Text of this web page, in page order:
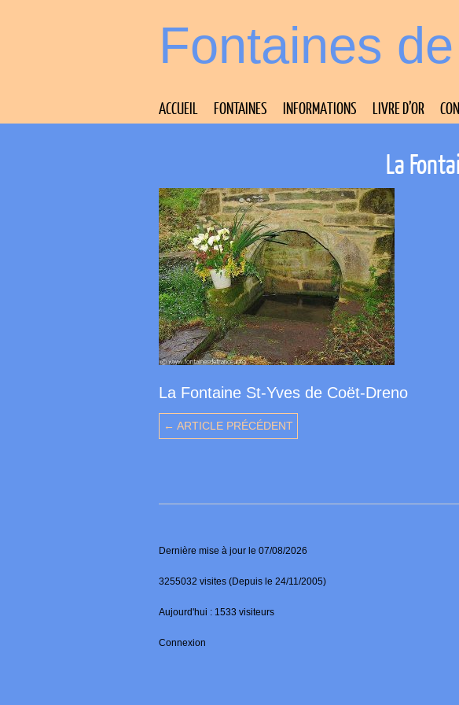
Fontaines
ACCUEIL FONTAINES INFORMATIONS LIVRE D’OR
La
La Fontaine St-Yves de Coët-Dreno
← ARTICLE PRÉCÉDENT
Dernière mise à jour le 07/08/2026
3255032 visites (Depuis le 24/11/2005)
Aujourd'hui : 1533 visiteurs
Connexion